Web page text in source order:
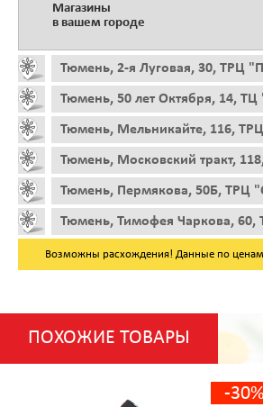
Магазины
в вашем городе
Тюмень, 2-я Луговая, 30, ТРЦ
Тюмень, 50 лет Октября, 14,
Тюмень, Мельникайте, 116,
Тюмень, Московский тракт,
Тюмень, Пермякова, 50Б, ТРЦ
Тюмень, Тимофея Чаркова,
Возможны расхождения! Данные по ценам
ПОХОЖИЕ ТОВАРЫ
-30%